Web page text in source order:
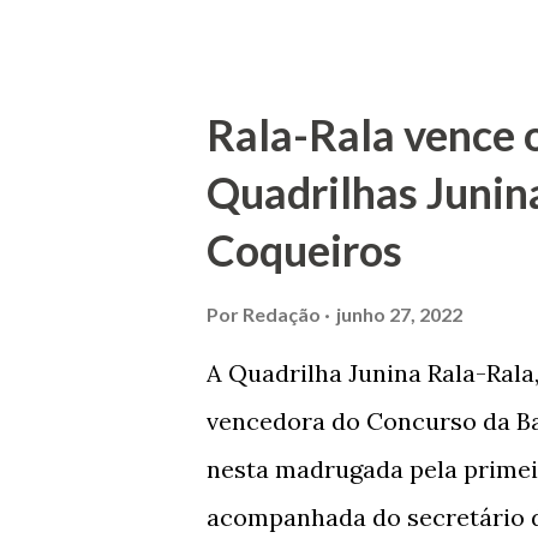
apontam que alguns
apropriar-se da volumosa
de Janeiro e casou-se com
Melo mandou construir a
dos Passos, que foi
Joaquim de Vasconcelos. A
Rala-Rala vence
Quadrilhas
Coqueiros
Por Redação junho 27, 2022
A Quadrilha Junina Rala-
vencedora do Concurso da
nesta madrugada pela
acompanhada do secretário